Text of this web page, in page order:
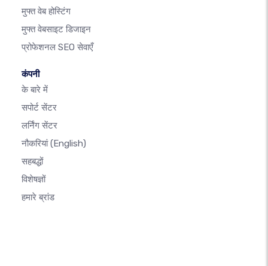
मुफ्त वेब होस्टिंग
मुफ्त वेबसाइट डिजाइन
प्रोफेशनल SEO सेवाएँ
कंपनी
के बारे में
सपोर्ट सेंटर
लर्निंग सेंटर
नौकरियां(English)
सहबद्धों
विशेषज्ञों
हमारे ब्रांड